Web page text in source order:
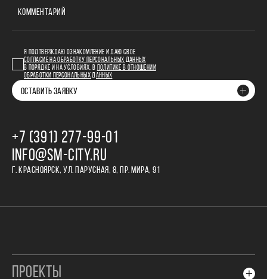
КОММЕНТАРИЙ
Я ПОДТВЕРЖДАЮ ОЗНАКОМЛЕНИЕ И ДАЮ СВОЕ
СОГЛАСИЕ НА ОБРАБОТКУ ПЕРСОНАЛЬНЫХ ДАННЫХ
В ПОРЯДКЕ И НА УСЛОВИЯХ, В
ПОЛИТИКЕ В ОТНОШЕНИИ
ОБРАБОТКИ ПЕРСОНАЛЬНЫХ ДАННЫХ
ОСТАВИТЬ ЗАЯВКУ
+7 (391) 277‒99‒01
INFO@SM-CITY.RU
Г. КРАСНОЯРСК, УЛ. ПАРУСНАЯ, 8, ПР. МИРА, 91
ПРОЕКТЫ